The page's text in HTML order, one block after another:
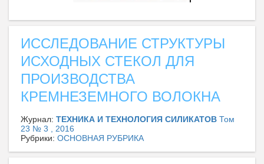
ИССЛЕДОВАНИЕ СТРУКТУРЫ
ИСХОДНЫХ СТЕКОЛ ДЛЯ
ПРОИЗВОДСТВА
КРЕМНЕЗЕМНОГО ВОЛОКНА
Журнал: ТЕХНИКА И ТЕХНОЛОГИЯ СИЛИКАТОВ Том
23 № 3 , 2016
Рубрики: ОСНОВНАЯ РУБРИКА